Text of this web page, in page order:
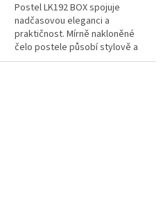
Postel LK192 BOX spojuje
nadčasovou eleganci a
praktičnost. Mírně nakloněné
čelo postele působí stylově a
zároveň poskytuje pohodlí při